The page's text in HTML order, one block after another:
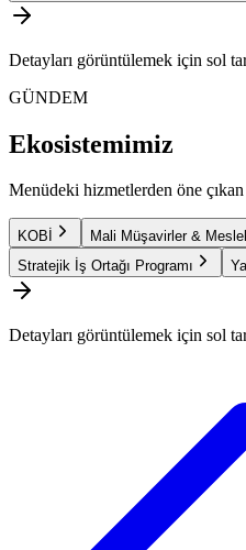
Detayları görüntülemek için sol
GÜNDEM
Ekosistemimiz
Menüdeki hizmetlerden öne
KOBİ
Mali Müşavirler &
Stratejik İş Ortağı Programı
Detayları görüntülemek için sol